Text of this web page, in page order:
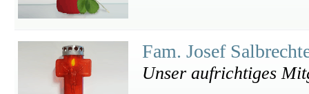
Fam. Josef
Unser aufrichtiges